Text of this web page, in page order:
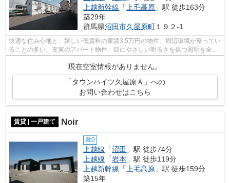
上越新幹線 「上毛高原 」駅 徒歩163分
築29年
群馬県沼田市久屋原町１９２-1
快適な住み心地と、嬉しい低賃料の家賃3.5万円の物件。周辺環境が整ってい
ることの多い、充実のアパート物件。目にやさしい明るさを保つ照明を全室
現在空室情報がありません。
「タウンハイツ久屋原Ａ」への
お問い合わせはこちら
賃貸 | 一戸建て Noir
敷0
上越線 「沼田 」駅 徒歩74分
上越線 「岩本 」駅 徒歩119分
上越新幹線 「 上毛高原 」駅 徒歩159分
築15年